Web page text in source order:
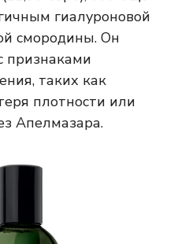
гиалуроновой
смородины. Он
признаками
таких как
плотности или
Апелмазара.